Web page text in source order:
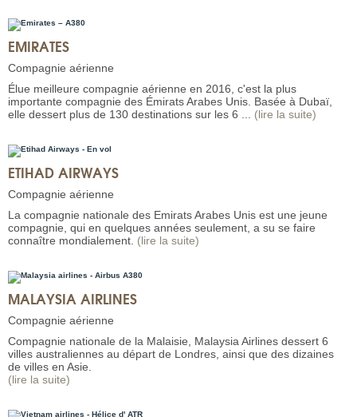
EMIRATES
Compagnie aérienne
Élue meilleure compagnie aérienne en 2016, c'est la plus
importante compagnie des Émirats Arabes Unis. Basée à Dubaï,
elle dessert plus de 130 destinations sur les 6 ... (lire la suite)
ETIHAD AIRWAYS
Compagnie aérienne
La compagnie nationale des Emirats Arabes Unis est une jeune
compagnie, qui en quelques années seulement, a su se faire
connaître mondialement. (lire la suite)
MALAYSIA AIRLINES
Compagnie aérienne
Compagnie nationale de la Malaisie, Malaysia Airlines dessert 6
villes australiennes au départ de Londres, ainsi que des dizaines
de villes en Asie.
(lire la suite)